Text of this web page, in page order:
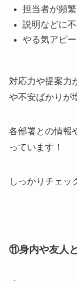
担当者が頻
説明などに
やる気アピ
対応力や提案力
や不安ばかりが
各部署との情報
っています！
しっかりチェッ
⑪身内や友人